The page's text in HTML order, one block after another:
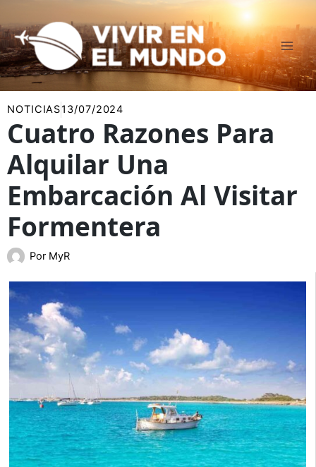
al
contenido
NOTICIAS13/07/2024
Cuatro Razones Para
Alquilar Una
Embarcación Al Visitar
Formentera
Por MyR